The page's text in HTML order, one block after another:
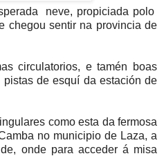
neve, propiciada polo
chegou sentir na provincia de
circulatorios, e tamén boas
de esquí da estación de
como esta da fermosa
no municipio de Laza, a
onde para acceder á misa